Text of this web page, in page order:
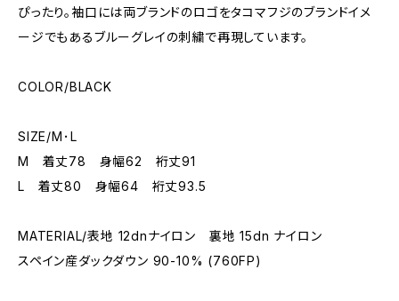
ぴったり。袖口には両ブランドのロゴをタコマフジのブランドイメ
ージでもあるブルーグレイの刺繍で再現しています。
COLOR/BLACK
SIZE/M･L
M 着丈78 身幅62 裄丈91
L 着丈80 身幅64 裄丈93.5
MATERIAL/表地 12dnナイロン 裏地 15dn ナイロン
スペイン産ダックダウン 90-10% (760FP)